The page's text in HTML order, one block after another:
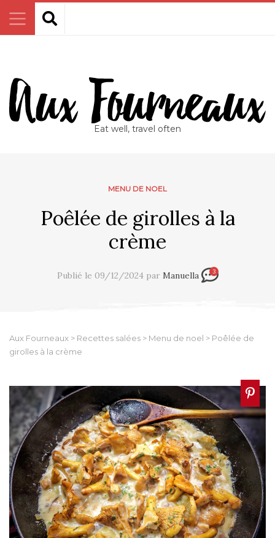
Eat well, travel often
MENU DE NOEL
Poêlée de girolles à la
crème
Publié le 09/12/2024 par Manuella 3
Aux Fourneaux > Recettes salées > Menu de noel > Poêlée de
girolles à la crème